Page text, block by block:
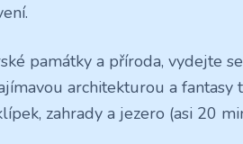
památky a příroda, vydejte
architekturou a fantasy
zahrady a jezero (asi 20